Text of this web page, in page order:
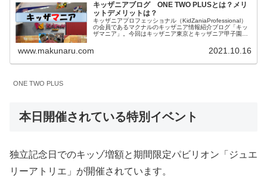
キッザニアブログ ONE TWO PLUSとは？メリ
ットデメリットは？
キッザニアプロフェッショナル（KidZaniaProfessional）
の会員であるマクナルのキッザニア情報紹介ブログ「キッ
ザマニア」。今回はキッザニア東京とキッザニア甲子園の
とメリットデメリットを私見を含めてご紹介します。
www.makunaru.com 2021.10.16
ONE TWO PLUS
本日開催されている特別イベント
独立記念日でのキッゾ増額と期間限定パビリオン「ジュエ
リーアトリエ」が開催されています。